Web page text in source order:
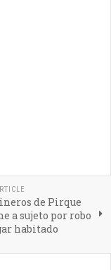
de Pirque
a sujeto por robo
habitado